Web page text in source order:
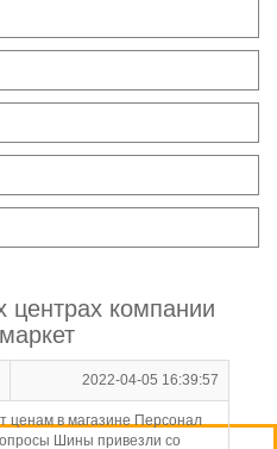
компании
2022-04-05 16:39:57
ценам в магазине Персонал
Шины привезли со